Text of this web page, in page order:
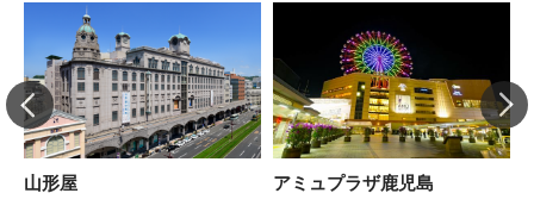
山形屋 アミュプラザ鹿児島